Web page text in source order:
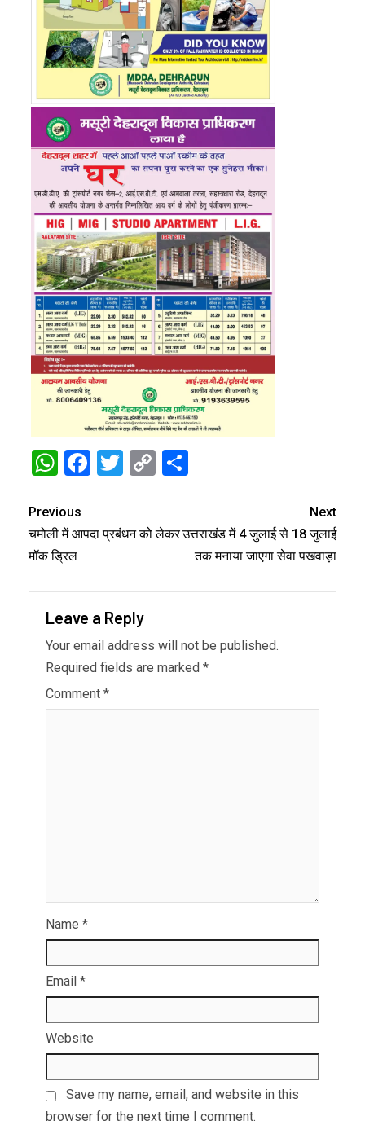
WhatsApp
Facebook
Twitter
Copy
Previous
चमोली में आपदा प्रबंधन को लेकर
मॉक ड्रिल
Next
उत्तराखंड में 4 जुलाई से 18 जुलाई
तक मनाया जाएगा सेवा पखवाड़ा
Leave a Reply
Your email address will not be published.
Required fields are marked *
Comment *
Name *
Email *
Website
Save my name, email, and website in this
browser for the next time I comment.